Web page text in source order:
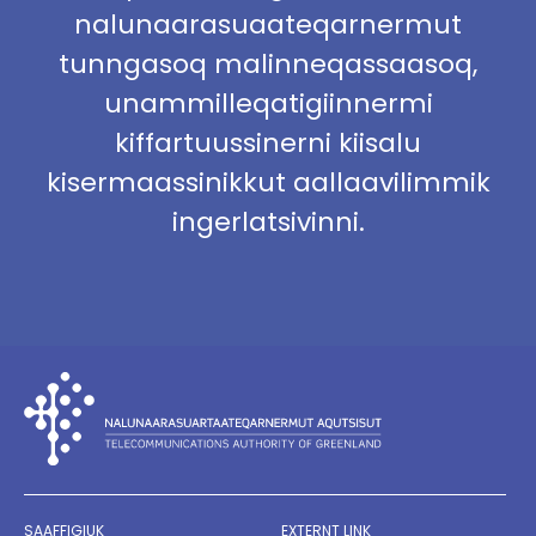
nalunaarasuaateqarnermut
tunngasoq malinneqassaasoq,
unammilleqatigiinnermi
kiffartuussinerni kiisalu
kisermaassinikkut aallaavilimmik
ingerlatsivinni.
SAAFFIGIUK EXTERNT LINK